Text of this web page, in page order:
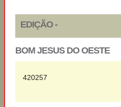
EDIÇÃO -
BOM JESUS DO OESTE
420257